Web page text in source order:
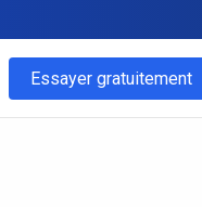
Essayer gratuitement